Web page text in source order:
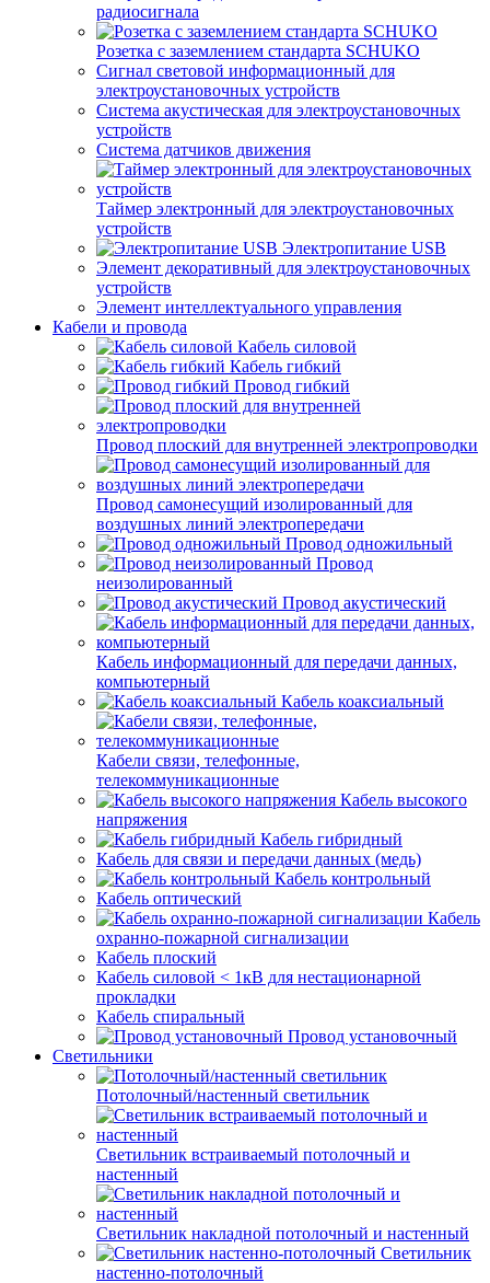
радиосигнала
Розетка с заземлением стандарта SCHUKO
Сигнал световой информационный для
электроустановочных устройств
Система акустическая для электроустановочных
устройств
Система датчиков движения
Таймер электронный для электроустановочных
устройств
Электропитание USB
Элемент декоративный для электроустановочных
устройств
Элемент интеллектуального управления
Кабели и провода
Кабель силовой
Кабель гибкий
Провод гибкий
Провод плоский для внутренней электропроводки
Провод самонесущий изолированный для
воздушных линий электропередачи
Провод одножильный
Провод
неизолированный
Провод акустический
Кабель информационный для передачи данных,
компьютерный
Кабель коаксиальный
Кабели связи, телефонные,
телекоммуникационные
Кабель высокого
напряжения
Кабель гибридный
Кабель для связи и передачи данных (медь)
Кабель контрольный
Кабель оптический
Кабель
охранно-пожарной сигнализации
Кабель плоский
Кабель силовой < 1кВ для нестационарной
прокладки
Кабель спиральный
Провод установочный
Светильники
Потолочный/настенный светильник
Светильник встраиваемый потолочный и
настенный
Светильник накладной потолочный и настенный
Светильник
настенно-потолочный